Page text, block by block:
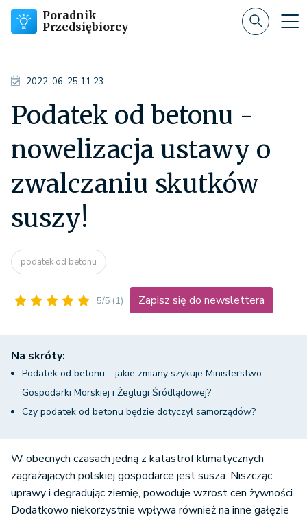
Poradnik
Przedsiębiorcy
2022-06-25 11:23
Podatek od betonu -
nowelizacja ustawy o
zwalczaniu skutków
suszy!
podatek od betonu
5/5 (1) Zapisz się do newslettera
Na skróty:
Podatek od betonu – jakie zmiany szykuje Ministerstwo
Gospodarki Morskiej i Żeglugi Śródlądowej?
Czy podatek od betonu będzie dotyczył samorządów?
W obecnych czasach jedną z katastrof klimatycznych
zagrażających polskiej gospodarce jest susza. Niszcząc
uprawy i degradując ziemię, powoduje wzrost cen żywności.
Dodatkowo niekorzystnie wpływa również na inne gałęzie